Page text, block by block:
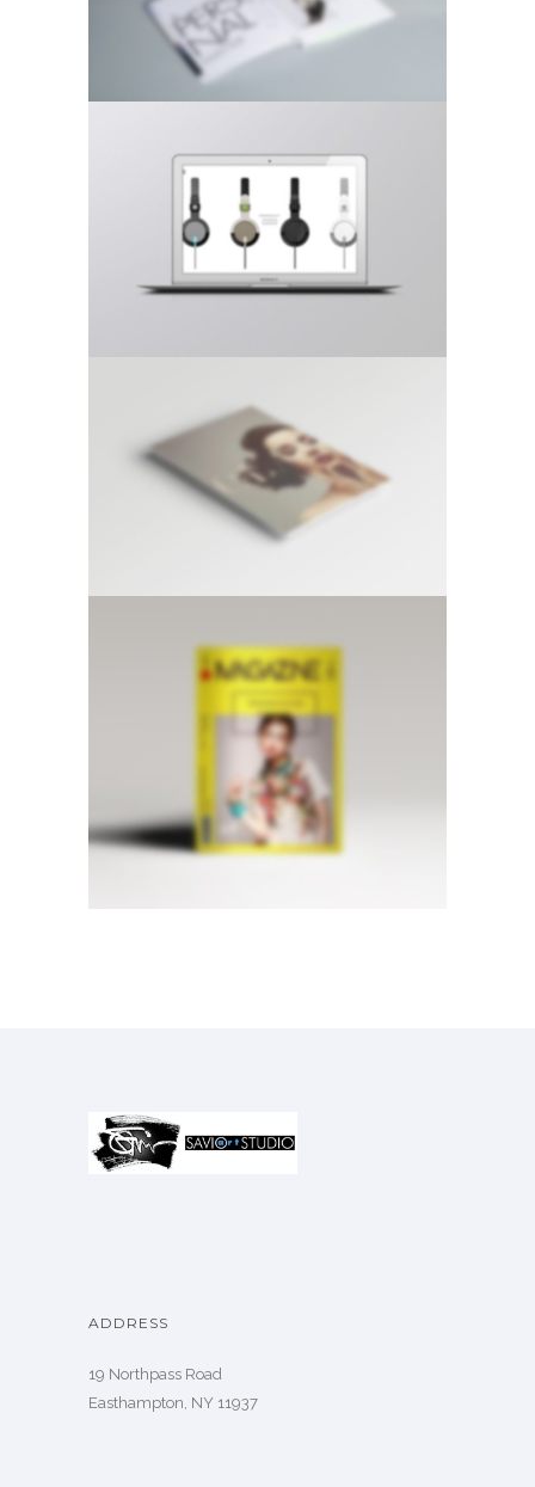
ADDRESS
19 Northpass Road
Easthampton, NY 11937